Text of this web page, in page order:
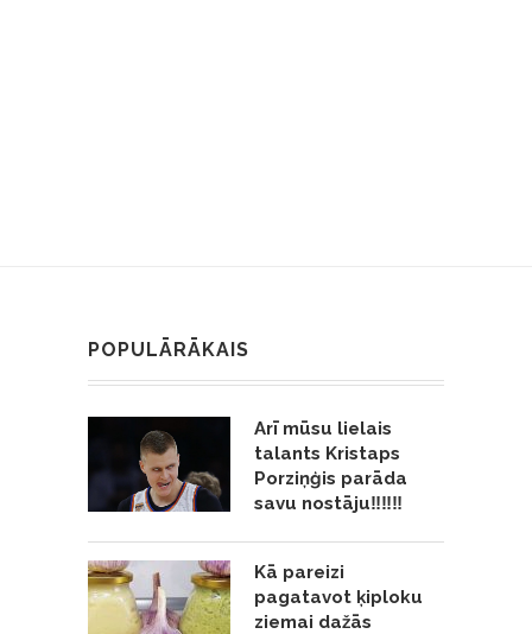
POPULĀRĀKAIS
Arī mūsu lielais
talants Kristaps
Porziņģis parāda
savu nostāju‼️‼️‼️
Kā pareizi
pagatavot ķiploku
ziemai dažās